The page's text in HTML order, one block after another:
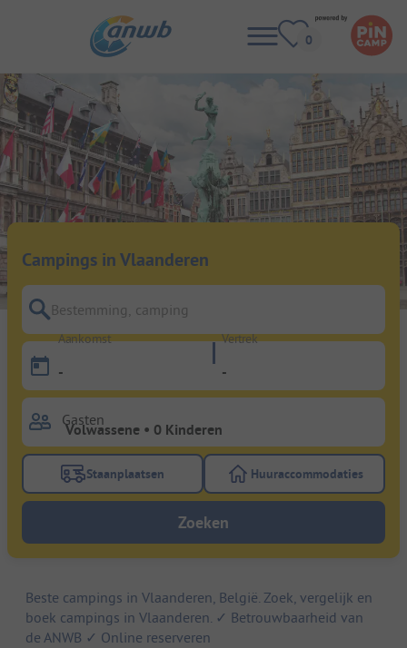
Campings in Vlaanderen
Bestemming, camping
Aankomst
-
Vertrek
-
Gasten
Gebruik de filterknop staanplaatsen om te zoeken
Staanplaatsen Gebruik de
Huuraccommodaties
Zoeken
Beste campings in Vlaanderen, België. Zoek, vergelijk en
boek campings in Vlaanderen. ✓ Betrouwbaarheid van
de ANWB ✓ Online reserveren